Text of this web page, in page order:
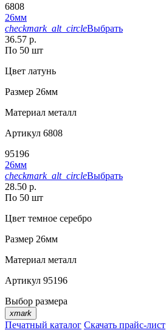
6808
26мм
checkmark_alt_circleВыбрать
36.57 р.
По 50 шт
Цвет латунь
Размер 26мм
Материал металл
Артикул 6808
95196
26мм
checkmark_alt_circleВыбрать
28.50 р.
По 50 шт
Цвет темное серебро
Размер 26мм
Материал металл
Артикул 95196
Выбор размера
xmark
Печатный каталог Скачать прайс-лист